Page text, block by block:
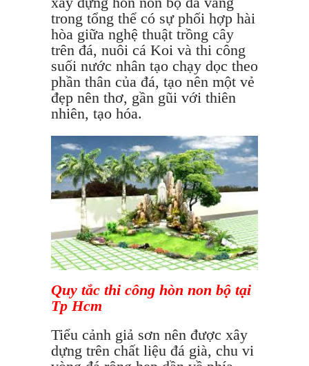
trong tổng thể có sự phối hợp hài
hòa giữa nghệ thuật trồng cây
trên đá, nuôi cá Koi và thi công
suối nước nhân tạo chạy dọc theo
phần thân của đá, tạo nên một vẻ
đẹp nên thơ, gần gũi với thiên
nhiên, tạo hóa.
Quy tắc thi công hòn non bộ tại
Tp Hcm
Tiểu cảnh giả sơn nên được xây
dựng trên chất liệu đá già, chu vi